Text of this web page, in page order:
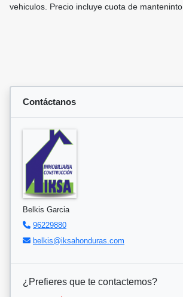
vehiculos. Precio incluye cuota de manteninto.
Contáctanos
Belkis Garcia
96229880
belkis@iksahonduras.com
¿Prefieres que te contactemos?